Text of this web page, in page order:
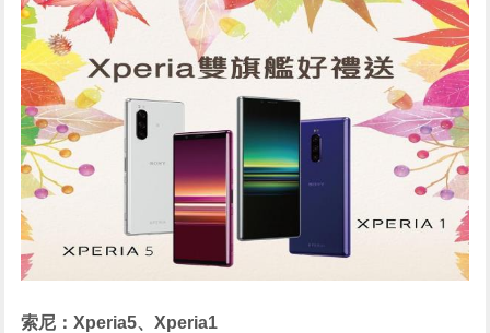
索尼：Xperia5、Xperia1